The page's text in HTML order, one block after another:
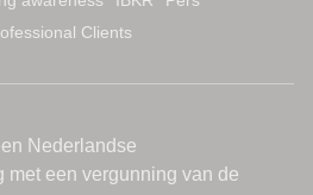
Clients